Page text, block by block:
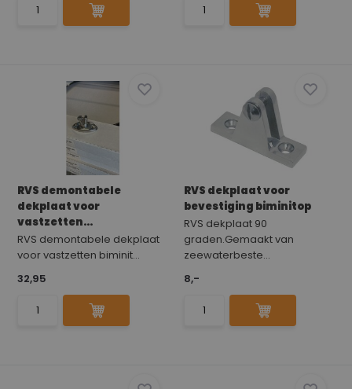
RVS demontabele
dekplaat voor
vastzetten...
RVS demontabele dekplaat
voor vastzetten biminit...
32,95
RVS dekplaat voor
bevestiging biminitop
RVS dekplaat 90
graden.Gemaakt van
zeewaterbeste...
8,-